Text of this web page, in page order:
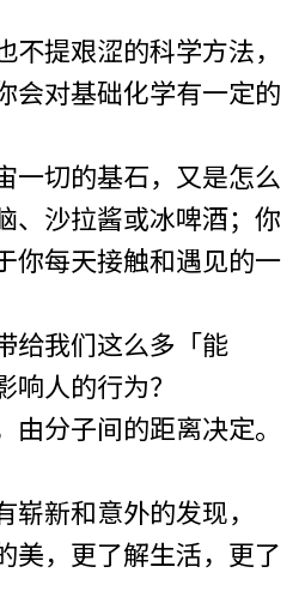
提艰涩的科学方法，
会对基础化学有一定的
一切的基石，又是怎么
、沙拉酱或冰啤酒；你
你每天接触和遇见的一
给我们这么多「能
人的行为？
分子间的距离决定。
新和意外的发现，
美，更了解生活，更了